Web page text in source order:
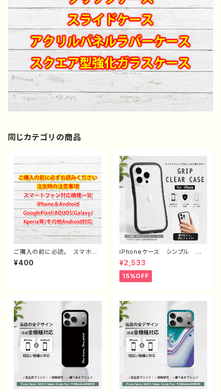
同じカテゴリの商品
ご購入の前に必読。 スマホケ
ース サイズ 一覧 選び方
iPhoneケース Android iP
種対応
¥400
iPhoneケース シンプル お
しゃれ メンズ 大人女子 高
校生 男子 iPhone16/15/1
4/13/12/11 かっこいい おす
すめ 人気 韓国風 ミニマル
ちやすい 滑りにくい 透明ケ
ース ブラックフレーム グッ
ズ グリップ付き 携帯 クリア
ケース タイトル：シンプル グリ
ップケース no signal デザイ
ン960 J1-9
¥2,533
15%OFF